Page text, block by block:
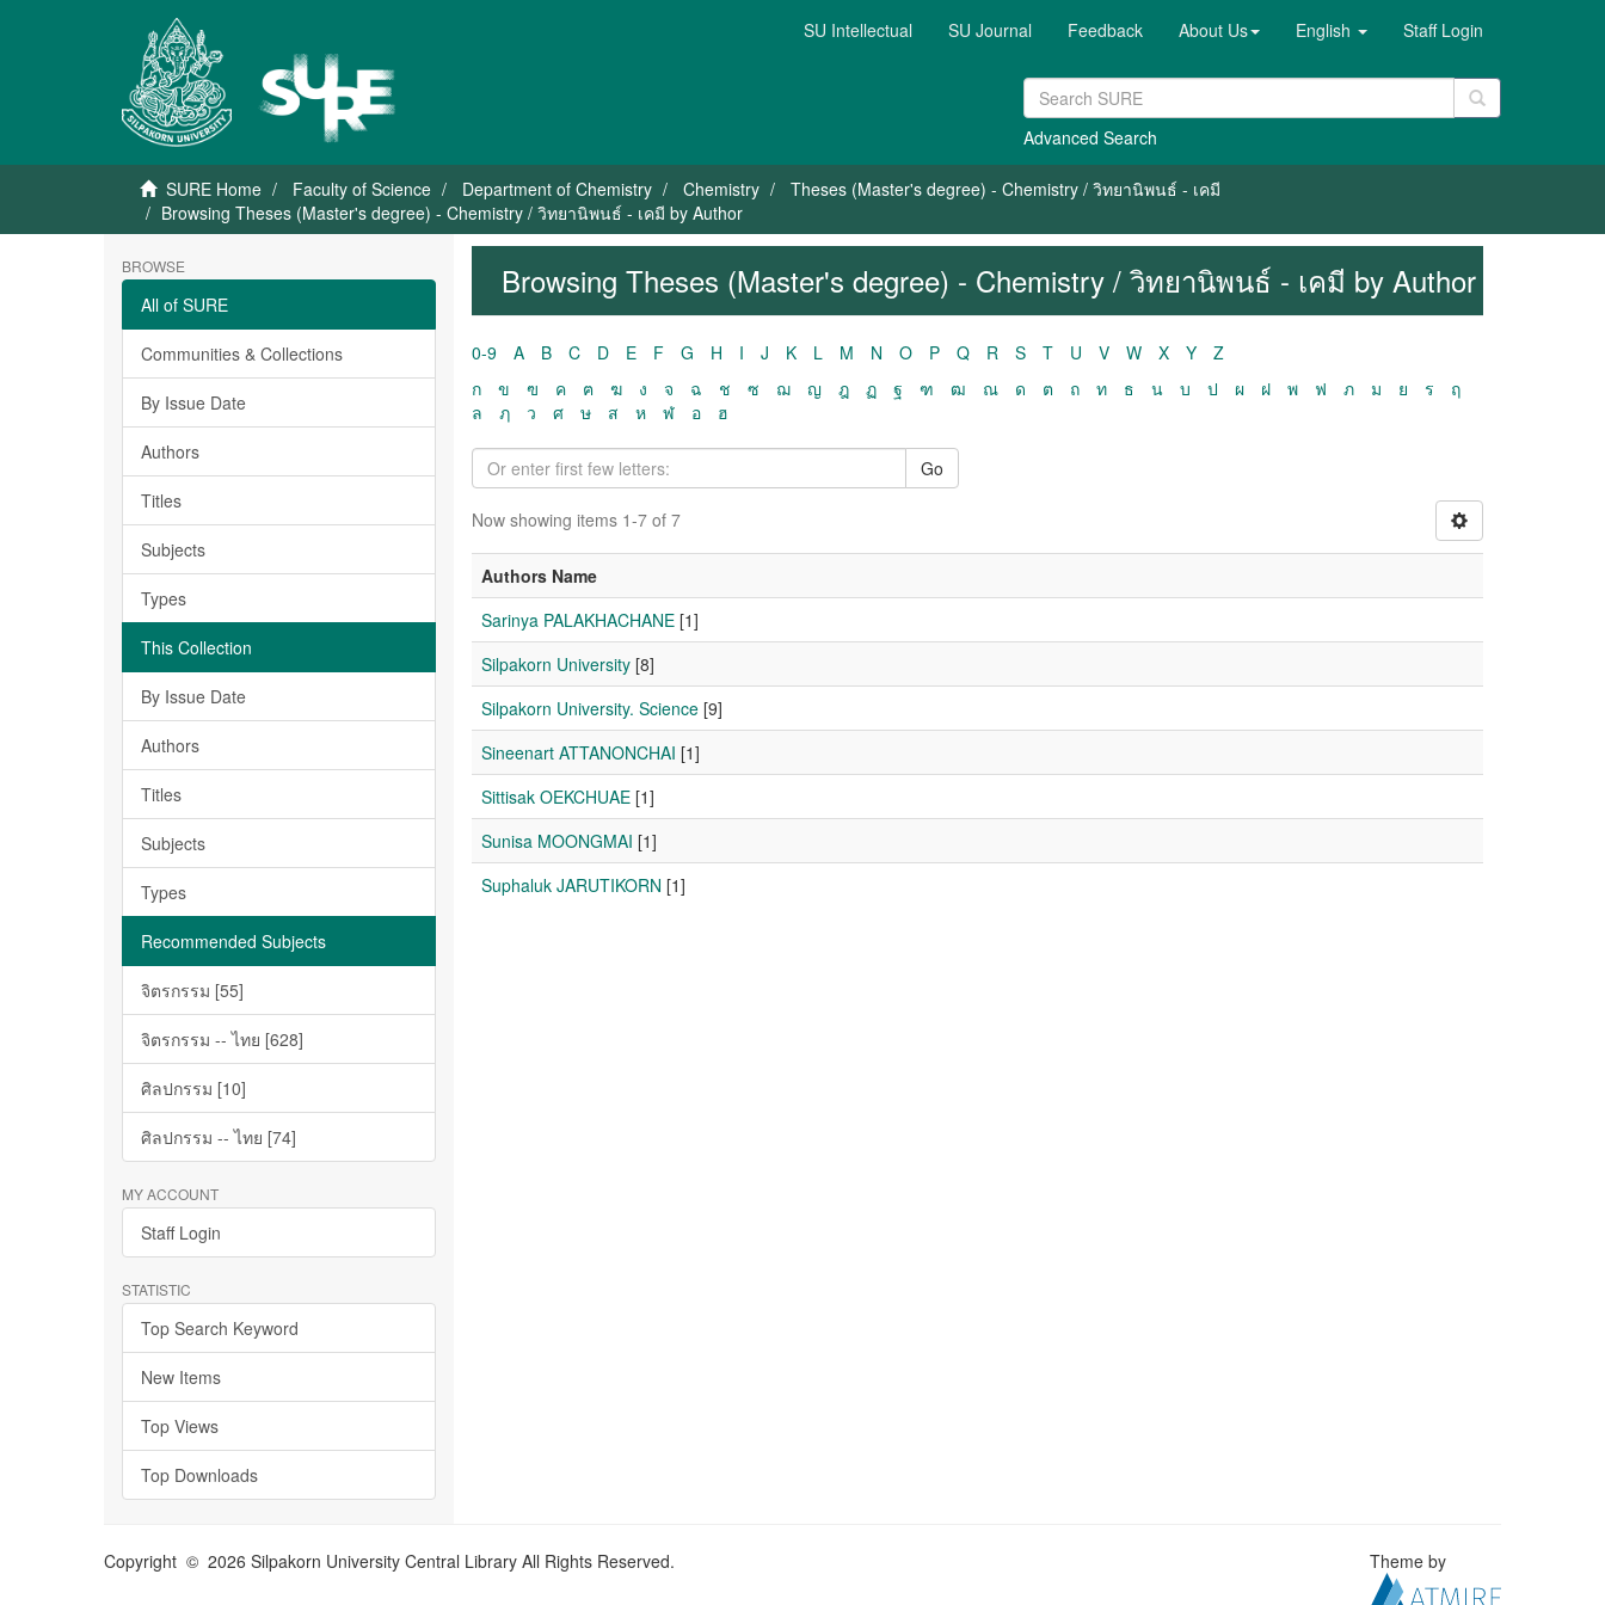
SU Intellectual SU Journal Feedback About Us English Staff Login
Advanced Search
SURE Home Faculty of Science Department of Chemistry Chemistry
Theses (Master's degree) - Chemistry / วิทยานิพนธ์ - เคมี
Browsing Theses (Master's degree) - Chemistry / วิทยานิพนธ์ - เคมี by Author
BROWSE
All of SURE
Communities & Collections
By Issue Date
Authors
Titles
Subjects
Types
This Collection
By Issue Date
Authors
Titles
Subjects
Types
Recommended Subjects
จิตรกรรม [55]
จิตรกรรม -- ไทย [628]
ศิลปกรรม [10]
ศิลปกรรม -- ไทย [74]
MY ACCOUNT
Staff Login
STATISTIC
Top Search Keyword
New Items
Top Views
Top Downloads
Browsing Theses (Master's degree) - Chemistry / วิทยานิพนธ์ - เคมี by Author
0-9 A B C D E F G H I J K L M N O P Q R S T U V W X Y
Z
ก
ข ฃ ค ฅ ฆ ง จ ฉ ช ซ ฌ ญ ฎ ฏ ฐ ฑ ฒ ณ ด ต ถ ท ธ น บ ป ผ ฝ พ ฟ ภ ม ย ร
ฤ
ล
ฦ ว ศ ษ ส ห ฬ อ ฮ
Go
Now showing items 1-7 of 7
Authors Name
Sarinya PALAKHACHANE[1]
Silpakorn University[8]
Silpakorn University. Science[9]
Sineenart ATTANONCHAI [1]
Sittisak OEKCHUAE[1]
Sunisa MOONGMAI [1]
Suphaluk JARUTIKORN [1]
Copyright © 2026 Silpakorn University Central Library All Rights Reserved. Theme by